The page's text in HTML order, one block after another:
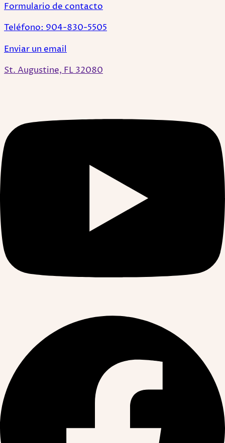
Formulario de contacto
Teléfono: 904-830-5505
Enviar un email
St. Augustine, FL 32080